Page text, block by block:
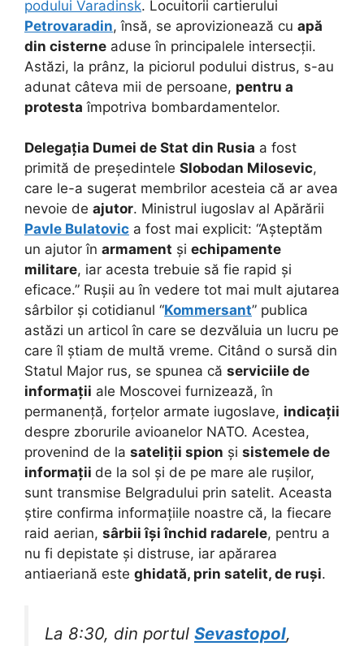
podului Varadinsk. Locuitorii cartierului
Petrovaradin, însă, se aprovizionează cu apă
din cisterne aduse în principalele intersecții.
Astăzi, la prânz, la piciorul podului distrus, s-au
adunat câteva mii de persoane, pentru a
protesta împotriva bombardamentelor.
Delegația Dumei de Stat din Rusia a fost
primită de președintele Slobodan Milosevic,
care le-a sugerat membrilor acesteia că ar avea
nevoie de ajutor. Ministrul iugoslav al Apărării
Pavle Bulatovic a fost mai explicit: “Așteptăm
un ajutor în armament și echipamente
militare, iar acesta trebuie să fie rapid și
eficace.” Rușii au în vedere tot mai mult ajutarea
sârbilor și cotidianul “Kommersant” publica
astăzi un articol în care se dezvăluia un lucru pe
care îl știam de multă vreme. Citând o sursă din
Statul Major rus, se spunea că serviciile de
informații ale Moscovei furnizează, în
permanență, forțelor armate iugoslave, indicații
despre zborurile avioanelor NATO. Acestea,
provenind de la sateliții spion și sistemele de
informații de la sol și de pe mare ale rușilor,
sunt transmise Belgradului prin satelit. Aceasta
știre confirma informațiile noastre că, la fiecare
raid aerian, sârbii își închid radarele, pentru a
nu fi depistate și distruse, iar apărarea
antiaeriană este ghidată, prin satelit, de ruși.
La 8:30, din portul Sevastopol,